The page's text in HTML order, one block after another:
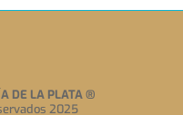
DE LA PLATA®
2025